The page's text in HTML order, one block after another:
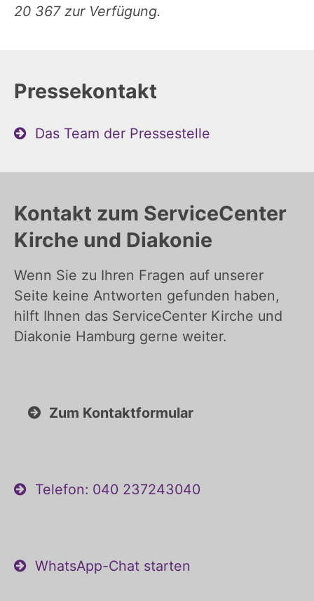
20 367 zur Verfügung.
Pressekontakt
Das Team der Pressestelle
Kontakt zum ServiceCenter
Kirche und Diakonie
Wenn Sie zu Ihren Fragen auf unserer
Seite keine Antworten gefunden haben,
hilft Ihnen das ServiceCenter Kirche und
Diakonie Hamburg gerne weiter.
Zum Kontaktformular
Telefon: 040 237243040
WhatsApp-Chat starten